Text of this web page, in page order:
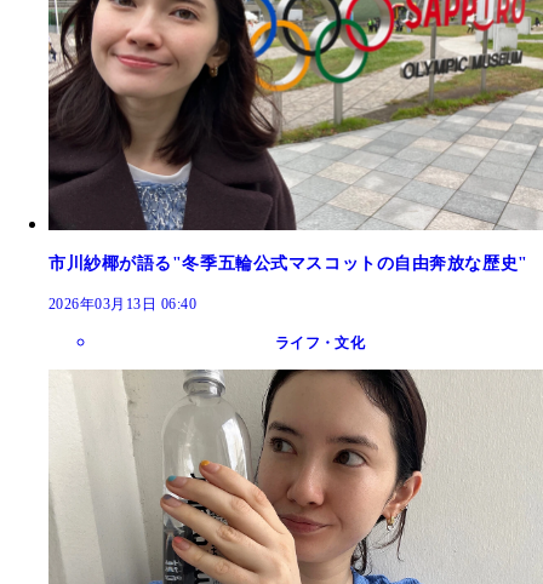
市川紗椰が語る"冬季五輪公式マスコットの自由奔放な歴史"
2026年03月13日 06:40
ライフ・文化